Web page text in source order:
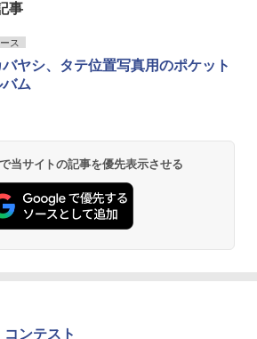
事
ス
ヤシ、タテ位置写真用のポケット
ム
当サイトの記事を優先表示させる
ンテスト